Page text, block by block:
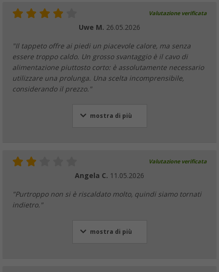
Valutazione verificata
Uwe M. 26.05.2026
"Il tappeto offre ai piedi un piacevole calore, ma senza
essere troppo caldo. Un grosso svantaggio è il cavo di
alimentazione piuttosto corto: è assolutamente necessario
utilizzare una prolunga. Una scelta incomprensibile,
considerando il prezzo."
mostra di più
Valutazione verificata
Angela C. 11.05.2026
"Purtroppo non si è riscaldato molto, quindi siamo tornati
indietro."
mostra di più